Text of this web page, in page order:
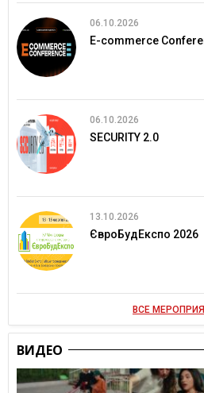
06.10.2026
E-commerce
06.10.2026
SECURITY 2.0
13.10.2026
ЄвроБудЕкспо 2026
ВСЕ
ВИДЕО